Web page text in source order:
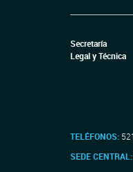
Secretaría
Legal y Técnica
TELÉFONOS:
SEDE CENTRAL: